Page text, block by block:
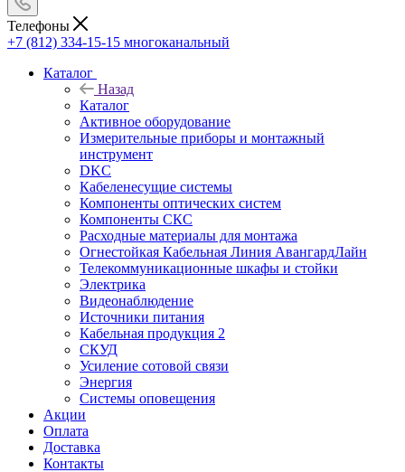
Телефоны
+7 (812) 334-15-15 многоканальный
Каталог
Назад
Каталог
Активное оборудование
Измерительные приборы и монтажный
инструмент
DKC
Кабеленесущие системы
Компоненты оптических систем
Компоненты СКС
Расходные материалы для монтажа
Огнестойкая Кабельная Линия АвангардЛайн
Телекоммуникационные шкафы и стойки
Электрика
Видеонаблюдение
Источники питания
Кабельная продукция 2
СКУД
Усиление сотовой связи
Энергия
Системы оповещения
Акции
Оплата
Доставка
Контакты